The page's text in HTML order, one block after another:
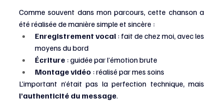
Comme souvent dans mon parcours, cette chanson a
été réalisée de manière simple et sincère :
Enregistrement vocal : fait de chez moi, avec les
moyens du bord
Écriture : guidée par l’émotion brute
Montage vidéo : réalisé par mes soins
l’authenticité du message.